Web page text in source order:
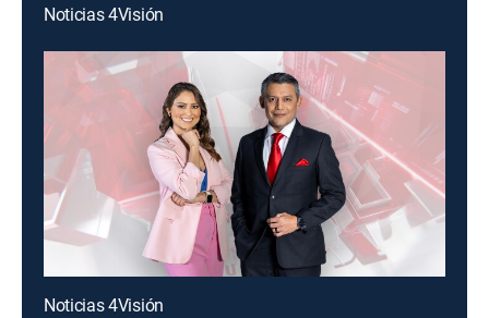
Noticias 4Visión
Noticias 4Visión